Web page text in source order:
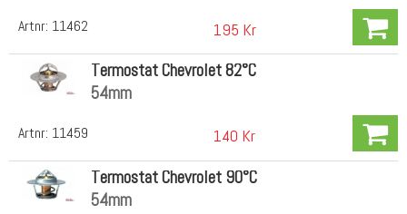
Artnr: 11462 195 Kr
Artnr: 11459
Termostat Chevrolet 82°C
54mm
140 Kr
Termostat Chevrolet 90°C
54mm